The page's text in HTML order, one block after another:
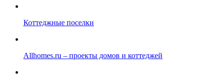
Коттеджные поселки
Allhomes.ru – проекты домов и коттеджей